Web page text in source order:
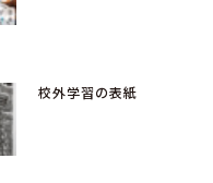
校外学習の表紙